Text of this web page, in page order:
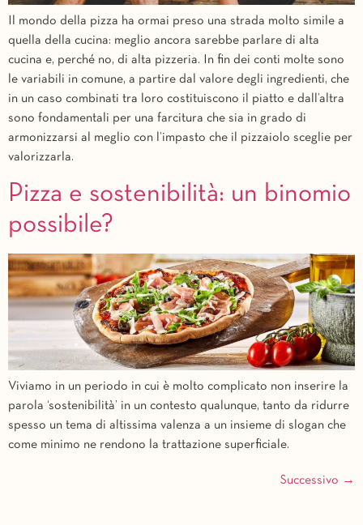
Il mondo della pizza ha ormai preso una strada molto simile a
quella della cucina: meglio ancora sarebbe parlare di alta
cucina e, perché no, di alta pizzeria. In fin dei conti molte sono
le variabili in comune, a partire dal valore degli ingredienti, che
in un caso combinati tra loro costituiscono il piatto e dall’altra
sono fondamentali per una farcitura che sia in grado di
armonizzarsi al meglio con l’impasto che il pizzaiolo sceglie per
valorizzarla.
Pizza e sostenibilità: un binomio
possibile?
Viviamo in un periodo in cui è molto complicato non inserire la
parola ‘sostenibilità’ in un contesto qualunque, tanto da ridurre
spesso un tema di altissima valenza a un insieme di slogan che
come minimo ne rendono la trattazione superficiale.
Successivo →